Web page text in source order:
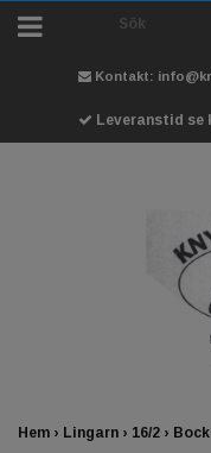
Kontakt:
Leveranstid se
Hem › Lingarn › 16/2 ›